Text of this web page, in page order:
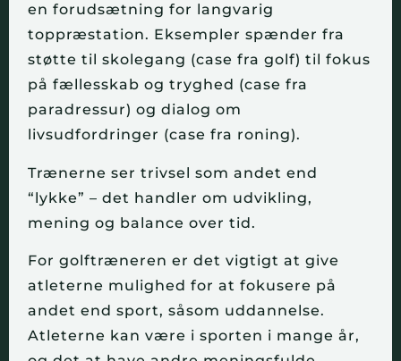
en forudsætning for langvarig
toppræstation. Eksempler spænder fra
støtte til skolegang (case fra golf) til fokus
på fællesskab og tryghed (case fra
paradressur) og dialog om
livsudfordringer (case fra roning).
Trænerne ser trivsel som andet end
“lykke” – det handler om udvikling,
mening og balance over tid.
For golftræneren er det vigtigt at give
atleterne mulighed for at fokusere på
andet end sport, såsom uddannelse.
Atleterne kan være i sporten i mange år,